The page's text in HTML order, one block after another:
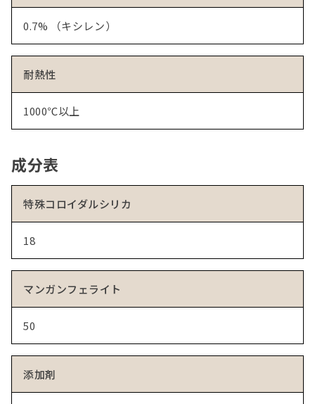
0.7% （キシレン）
耐熱性
1000℃以上
成分表
特殊コロイダルシリカ
18
マンガンフェライト
50
添加剤